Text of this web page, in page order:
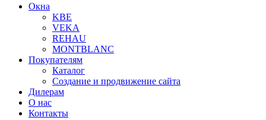
Окна
KBE
VEKA
REHAU
MONTBLANC
Покупателям
Каталог
Создание и продвижение сайта
Дилерам
О нас
Контакты